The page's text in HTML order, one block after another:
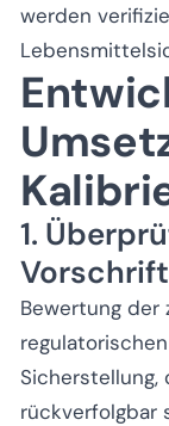
werden
1.
Bewertung der
Sicherstellung,
rückverfolgbar